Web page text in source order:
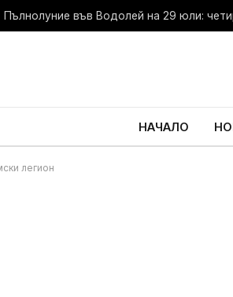
Пълнолуние във Водолей на 29 юли:
НАЧАЛО
легион